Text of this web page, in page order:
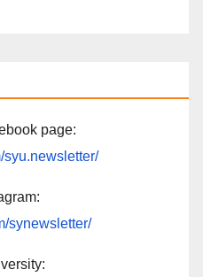
page:
syu.newsletter/
synewsletter/